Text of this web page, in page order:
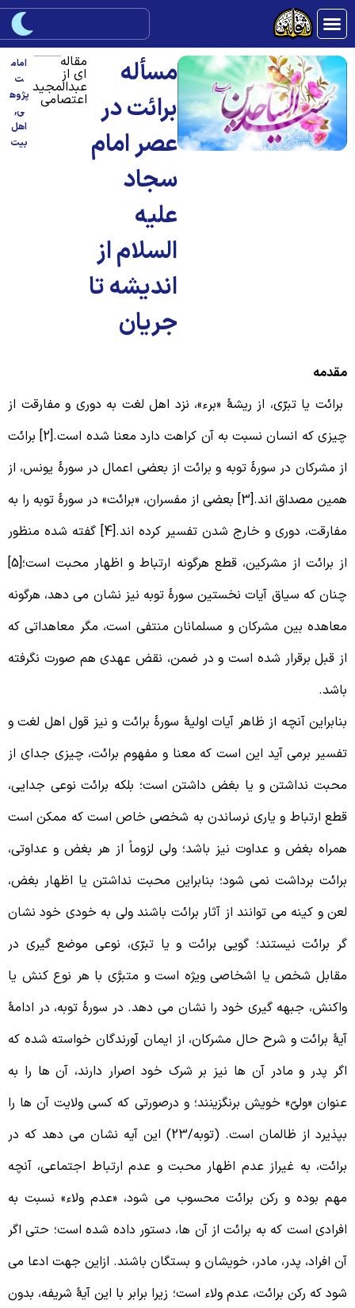
مسأله
برائت در
عصر امام
سجاد
علیه
السلام از
انديشه تا
جريان
مقاله
ای از
عبدالمجید
اعتصامی
امام
پژوه
,
اهل
بیت
یا تبرّی، از ریشۀ «برء»، نزد اهل لغت به دوری و مفارقت از
چیزی که انسان نسبت به آن کراهت دارد معنا شده است.[2] برائت
مشرکان در سورۀ توبه و برائت از بعضی اعمال در سورۀ یونس، از
همین مصداق اند.[3] بعضی از مفسران، «برائت» در سورۀ توبه را به
مفارقت، دوری و خارج شدن تفسیر کرده اند.[4] گفته شده منظور
از برائت از مشرکین، قطع هرگونه ارتباط و اظهار محبت است؛[5]
که سیاق آیات نخستین سورۀ توبه نیز نشان می دهد، هرگونه
بین مشرکان و مسلمانان منتفی است، مگر معاهداتی که
قبل برقرار شده است و در ضمن، نقض عهدی هم صورت نگرفته
آنچه از ظاهر آیات اولیۀ سورۀ برائت و نیز قول اهل لغت و
برمی آید این است که معنا و مفهوم برائت، چیزی جدای از
نداشتن و یا بغض داشتن است؛ بلکه برائت نوعی جدایی،
ارتباط و یاری نرساندن به شخصی خاص است که ممکن است
بغض و عداوت نیز باشد؛ ولی لزوماً از هر بغض و عداوتی،
برداشت نمی شود؛ بنابراین محبت نداشتن یا اظهار بغض،
و کینه می توانند از آثار برائت باشند ولی به خودی خود نشان
برائت نیستند؛ گویی برائت و یا تبرّی، نوعی موضع گیری در
شخص یا اشخاصی ویژه است و متبرَّی با هر نوع کنش یا
جبهه گیری خود را نشان می دهد. در سورۀ توبه، در ادامۀ
برائت و شرح حال مشرکان، از ایمان آورندگان خواسته شده که
پدر و مادر آن ها نیز بر شرک خود اصرار دارند، آن ها را به
«ولیّ» خویش برنگزینند؛ و درصورتی که کسی ولایت آن ها را
بپذیرد از ظالمان است. (توبه/23) این آیه نشان می دهد که در
به غیراز عدم اظهار محبت و عدم ارتباط اجتماعی، آنچه
بوده و رکن برائت محسوب می شود، «عدم ولاء» نسبت به
است که به برائت از آن ها، دستور داده شده است؛ حتی اگر
افراد، پدر، مادر، خویشان و بستگان باشند. ازاین جهت ادعا می
که رکن برائت، عدم ولاء است؛ زیرا برابر با این آیۀ شریفه، بدون